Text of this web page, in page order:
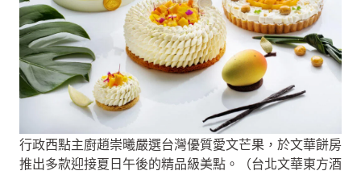
行政西點主廚趙崇曦嚴選台灣優質愛文芒果，於文華餅房
推出多款迎接夏日午後的精品級美點。（台北文華東方酒